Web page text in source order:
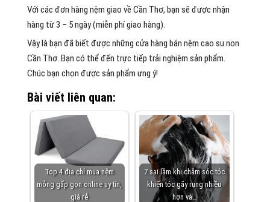
Với các đơn hàng nệm giao về Cần Thơ, bạn sẽ được nhận
hàng từ 3 – 5 ngày (miễn phí giao hàng).
Vậy là bạn đã biết được những cửa hàng bán nệm cao su non
Cần Thơ. Bạn có thể đến trực tiếp trải nghiệm sản phẩm.
Chúc bạn chọn được sản phẩm ưng ý!
Bài viết liên quan:
Top 4 địa chỉ mua nệm
mỏng gấp gọn online uy tín,
giá rẻ
7 sai lầm khi chăm sóc tóc
khiến tóc gãy rụng nhiều
hơn và…